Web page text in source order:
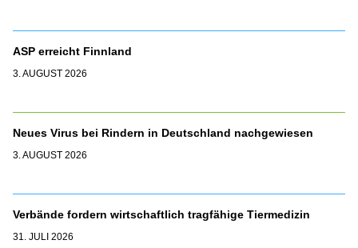
ASP erreicht Finnland
3. AUGUST 2026
Neues Virus bei Rindern in Deutschland nachgewiesen
3. AUGUST 2026
Verbände fordern wirtschaftlich tragfähige Tiermedizin
31. JULI 2026